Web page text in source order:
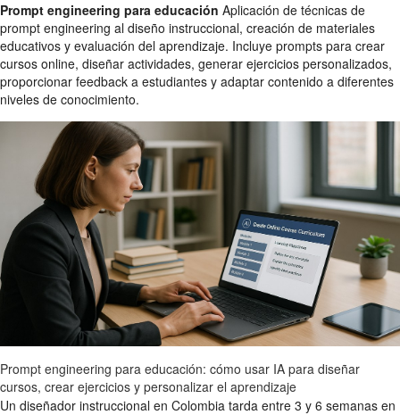
Prompt engineering para educación Aplicación de técnicas de
prompt engineering al diseño instruccional, creación de materiales
educativos y evaluación del aprendizaje. Incluye prompts para crear
cursos online, diseñar actividades, generar ejercicios personalizados,
proporcionar feedback a estudiantes y adaptar contenido a diferentes
niveles de conocimiento.
Prompt engineering para educación: cómo usar IA para diseñar
cursos, crear ejercicios y personalizar el aprendizaje
Un diseñador instruccional en Colombia tarda entre 3 y 6 semanas en